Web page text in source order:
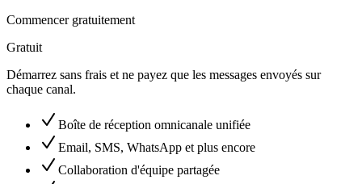
Commencer gratuitement
Gratuit
Démarrez sans frais et ne payez que les messages envoyés sur
chaque canal.
Boîte de réception omnicanale unifiée
Email, SMS, WhatsApp et plus encore
Collaboration d'équipe partagée